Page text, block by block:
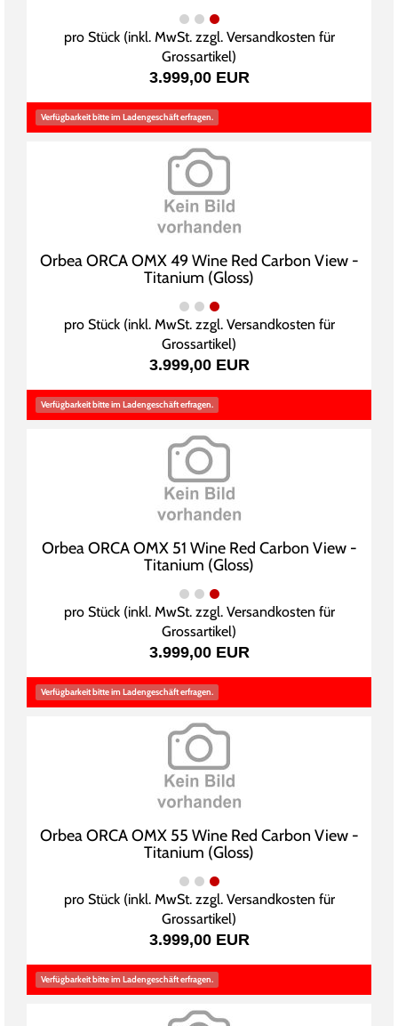
pro Stück (inkl. MwSt. zzgl. Versandkosten für
Grossartikel)
3.999,00 EUR
Verfügbarkeit bitte im Ladengeschäft erfragen.
Orbea ORCA OMX 49 Wine Red Carbon View -
Titanium (Gloss)
pro Stück (inkl. MwSt. zzgl. Versandkosten für
Grossartikel)
3.999,00 EUR
Verfügbarkeit bitte im Ladengeschäft erfragen.
Orbea ORCA OMX 51 Wine Red Carbon View -
Titanium (Gloss)
pro Stück (inkl. MwSt. zzgl. Versandkosten für
Grossartikel)
3.999,00 EUR
Verfügbarkeit bitte im Ladengeschäft erfragen.
Orbea ORCA OMX 55 Wine Red Carbon View -
Titanium (Gloss)
pro Stück (inkl. MwSt. zzgl. Versandkosten für
Grossartikel)
3.999,00 EUR
Verfügbarkeit bitte im Ladengeschäft erfragen.